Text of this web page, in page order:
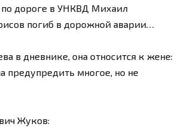
по дороге в УНКВД Михаил
погиб в дорожной аварии…
в дневнике, она относится к жене:
предупредить многое, но не
Жуков: